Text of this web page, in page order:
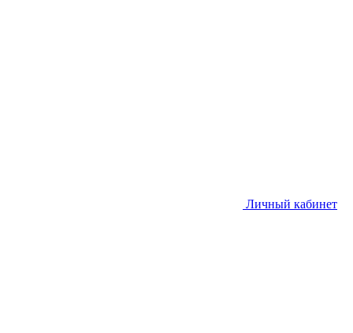
Личный кабинет